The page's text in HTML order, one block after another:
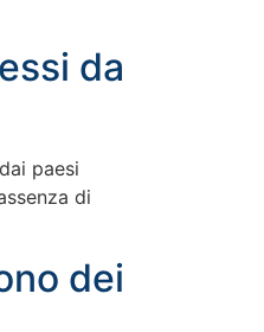
da
paesi
di
dei